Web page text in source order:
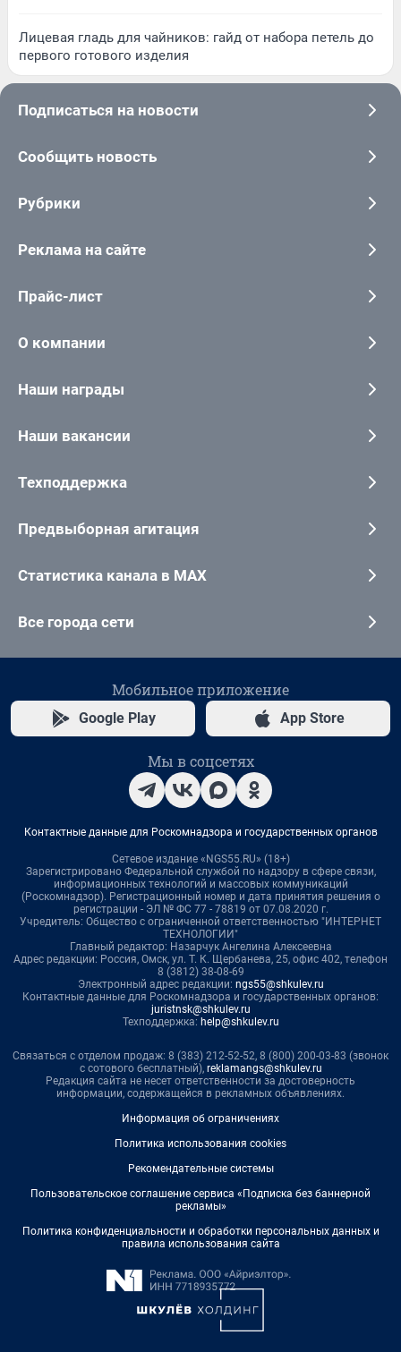
Лицевая гладь для чайников: гайд от набора петель до
первого готового изделия
Подписаться на новости
Сообщить новость
Рубрики
Реклама на сайте
Прайс-лист
О компании
Наши награды
Наши вакансии
Техподдержка
Предвыборная агитация
Статистика канала в MAX
Все города сети
Мобильное приложение
Google Play App Store
Мы в соцсетях
Контактные данные для Роскомнадзора и государственных органов
Сетевое издание «NGS55.RU» (18+)
Зарегистрировано Федеральной службой по надзору в сфере связи,
информационных технологий и массовых коммуникаций
(Роскомнадзор). Регистрационный номер и дата принятия решения о
регистрации - ЭЛ № ФС 77 - 78819 от 07.08.2020 г.
Учредитель: Общество с ограниченной ответственностью "ИНТЕРНЕТ
ТЕХНОЛОГИИ"
Главный редактор: Назарчук Ангелина Алексеевна
Адрес редакции: Россия, Омск, ул. Т. К. Щербанева, 25, офис 402, телефон
8 (3812) 38-08-69
Электронный адрес редакции: ngs55@shkulev.ru
Контактные данные для Роскомнадзора и государственных органов:
juristnsk@shkulev.ru
Техподдержка: help@shkulev.ru
Связаться с отделом продаж: 8 (383) 212-52-52, 8 (800) 200-03-83 (звонок
с сотового бесплатный), reklamangs@shkulev.ru
Редакция сайта не несет ответственности за достоверность
информации, содержащейся в рекламных объявлениях.
Информация об ограничениях
Политика использования cookies
Рекомендательные системы
Пользовательское соглашение сервиса «Подписка без баннерной
рекламы»
Политика конфиденциальности и обработки персональных данных и
правила использования сайта